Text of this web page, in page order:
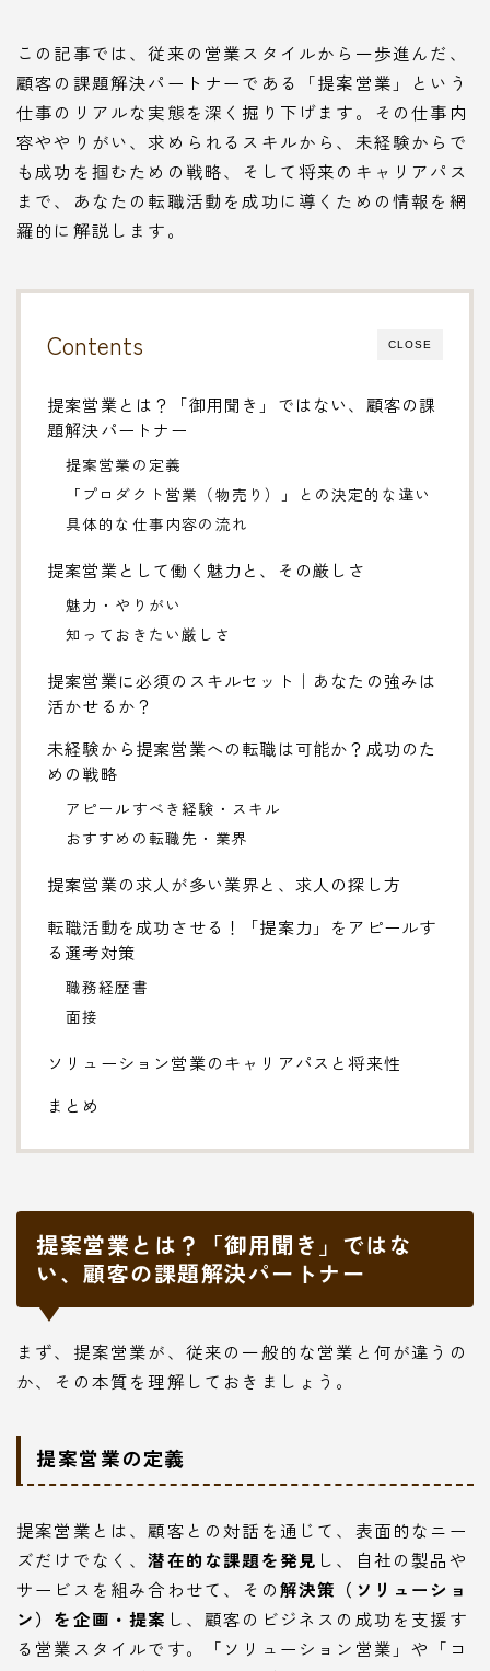
この記事では、従来の営業スタイルから一歩進んだ、
顧客の課題解決パートナーである「提案営業」という
仕事のリアルな実態を深く掘り下げます。その仕事内
容ややりがい、求められるスキルから、未経験からで
も成功を掴むための戦略、そして将来のキャリアパス
まで、あなたの転職活動を成功に導くための情報を網
羅的に解説します。
CLOSE
Contents
提案営業とは？「御用聞き」ではない、顧客の課
題解決パートナー
提案営業の定義
「プロダクト営業（物売り）」との決定的な違い
具体的な仕事内容の流れ
提案営業として働く魅力と、その厳しさ
魅力・やりがい
知っておきたい厳しさ
提案営業に必須のスキルセット｜あなたの強みは
活かせるか？
未経験から提案営業への転職は可能か？成功のた
めの戦略
アピールすべき経験・スキル
おすすめの転職先・業界
提案営業の求人が多い業界と、求人の探し方
転職活動を成功させる！「提案力」をアピールす
る選考対策
職務経歴書
面接
ソリューション営業のキャリアパスと将来性
まとめ
提案営業とは？「御用聞き」ではな
い、顧客の課題解決パートナー
まず、提案営業が、従来の一般的な営業と何が違うの
か、その本質を理解しておきましょう。
提案営業の定義
提案営業とは、顧客との対話を通じて、表面的なニー
ズだけでなく、潜在的な課題を発見 し、自社の製品や
サービスを組み合わせて、その解決策（ソリューショ
ン）を企画・提案 し、顧客のビジネスの成功を支援す
る営業スタイルです。「ソリューション営業」や「コ